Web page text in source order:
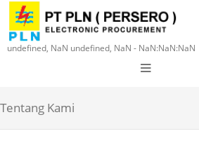
undefined, NaN undefined, NaN - NaN:NaN:NaN
Tentang Kami